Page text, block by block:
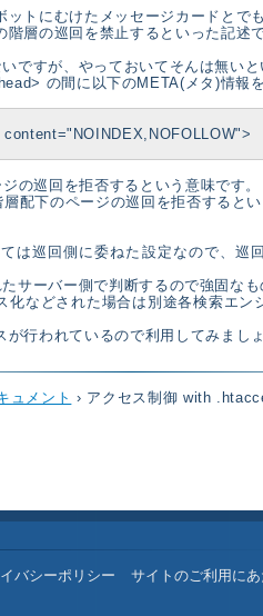
ットにむけたメッセージカードとで
階層の巡回を禁止するといった記述
ですが、やっておいてそんは無い
の間に以下のMETA(メタ)情報
の巡回を拒否するという意味です。
配下のページの巡回を拒否すると
は巡回側に委ねた設定なので、巡
サーバー側で判断するので強固な
化などされた場合は別途各検索エン
が行われているので利用してみまし
ュメント › アクセス制御 with
バシーポリシー サイトのご利用に